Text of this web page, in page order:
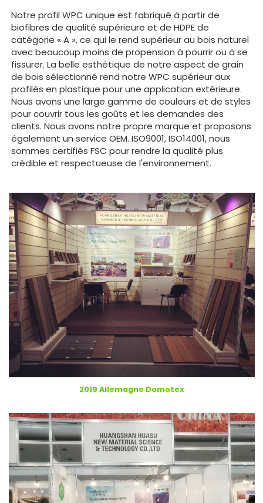
Notre profil WPC unique est fabriqué à partir de
biofibres de qualité supérieure et de HDPE de
catégorie « A », ce qui le rend supérieur au bois naturel
avec beaucoup moins de propension à pourrir ou à se
fissurer. La belle esthétique de notre aspect de grain
de bois sélectionné rend notre WPC supérieur aux
profilés en plastique pour une application extérieure.
Nous avons une large gamme de couleurs et de styles
pour couvrir tous les goûts et les demandes des
clients. Nous avons notre propre marque et proposons
également un service OEM. ISO9001, ISO14001, nous
sommes certifiés FSC pour rendre la qualité plus
crédible et respectueuse de l'environnement.
2019 Allemagne Domotex